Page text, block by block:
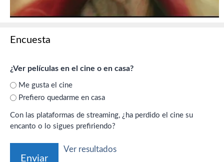
Encuesta
¿Ver películas en el cine o en casa?
Me gusta el cine
Prefiero quedarme en casa
Con las plataformas de streaming, ¿ha perdido el cine su
encanto o lo sigues prefiriendo?
Ver resultados